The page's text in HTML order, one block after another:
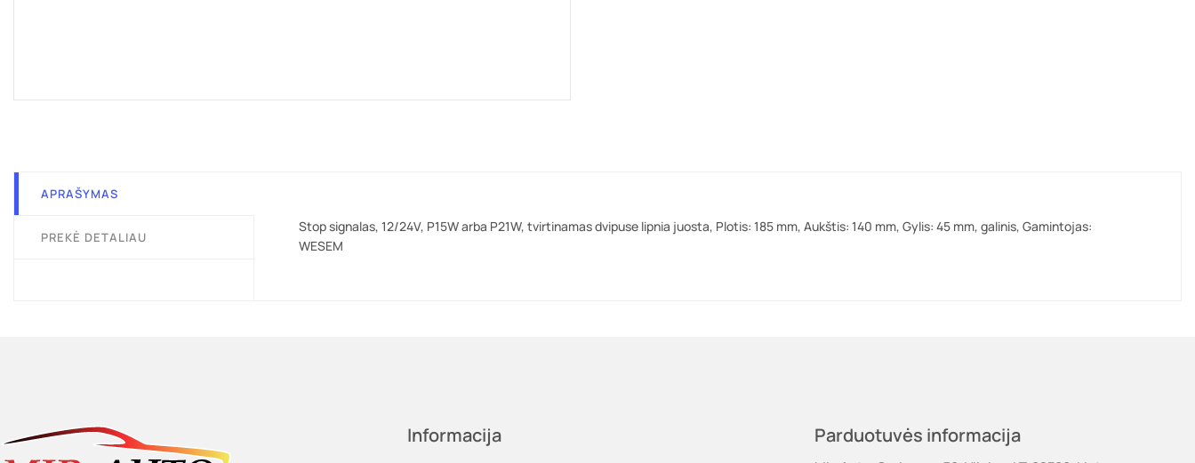
APRAŠYMAS
PREKĖ DETALIAU
Stop signalas, 12/24V, P15W arba P21W, tvirtinamas dvipuse lipnia juosta, Plotis: 185 mm, Aukštis: 140 mm, Gylis: 45 mm, galinis, Gamintojas:
WESEM
Informacija Parduotuvės informacija